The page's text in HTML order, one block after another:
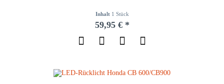
Inhalt 1 Stück
59,95 € *